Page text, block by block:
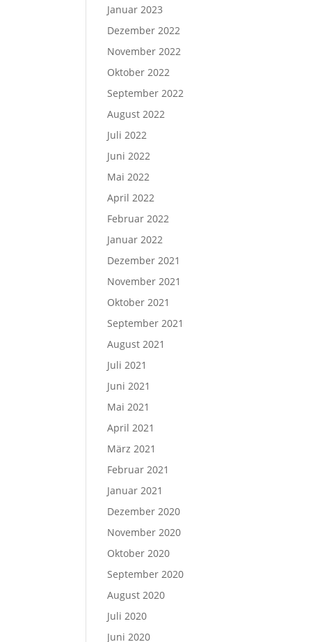
Januar 2023
Dezember 2022
November 2022
Oktober 2022
September 2022
August 2022
Juli 2022
Juni 2022
Mai 2022
April 2022
Februar 2022
Januar 2022
Dezember 2021
November 2021
Oktober 2021
September 2021
August 2021
Juli 2021
Juni 2021
Mai 2021
April 2021
März 2021
Februar 2021
Januar 2021
Dezember 2020
November 2020
Oktober 2020
September 2020
August 2020
Juli 2020
Juni 2020